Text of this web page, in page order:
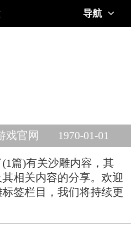
导航
戏官网
1970-01-01
篇)有关沙雕内容，其
相关内容的分享。欢迎
签栏目，我们将持续更